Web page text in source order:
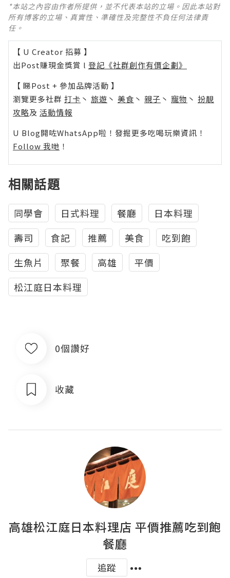
*本站之內容由作者所提供，並不代表本站的立場。因此本站對
所有博客的立場、真實性、準確性及完整性不負任何法律責
任。
【 U Creator 招募 】
出Post賺現金獎賞 l 登記《社群創作有價企劃》
【 睇Post + 參加品牌活動 】
瀏覽更多社群 打卡 丶 旅遊 丶 美食 丶 親子 丶 寵物 丶 扮靚
攻略及 活動情報
U Blog開咗WhatsApp啦！發掘更多吃喝玩樂資訊！
Follow 我哋 ！
相關話題
同學會 日式料理 餐廳
日本料理
壽司
食記 推薦 美食
吃到飽
生魚片
聚餐 高雄
平價
松江庭日本料理
0個讚好
收藏
高雄松江庭日本料理店 平價推薦吃到飽
餐廳
追蹤